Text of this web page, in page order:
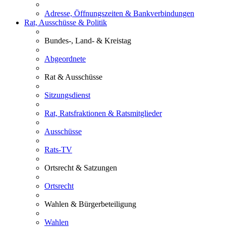
Adresse, Öffnungszeiten & Bankverbindungen
Rat, Ausschüsse & Politik
Bundes-, Land- & Kreistag
Abgeordnete
Rat & Ausschüsse
Sitzungsdienst
Rat, Ratsfraktionen & Ratsmitglieder
Ausschüsse
Rats-TV
Ortsrecht & Satzungen
Ortsrecht
Wahlen & Bürgerbeteiligung
Wahlen